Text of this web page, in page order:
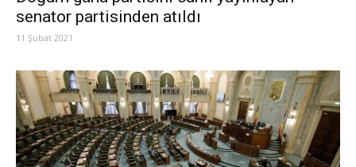
senator partisinden atıldı
11 Şubat 2021